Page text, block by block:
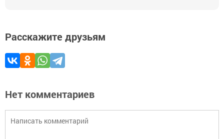
Расскажите друзьям
Нет комментариев